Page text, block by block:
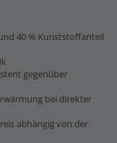
40 % Kunststoffanteil
gegenüber
bei direkter
abhängig von der